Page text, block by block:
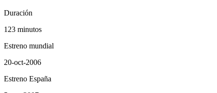
Duración
123 minutos
Estreno mundial
20-oct-2006
Estreno España